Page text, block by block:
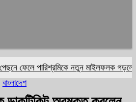
ফেলে পারিশ্রমিকে নতুন মাইলফলক গড়লেন
বাংলাদেশ